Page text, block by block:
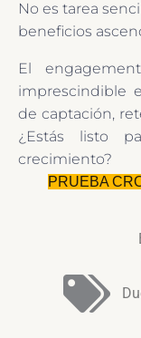
No es tarea
beneficios
El
imprescindible
de captación,
¿Estás listo
crecimiento?
PRUEBA